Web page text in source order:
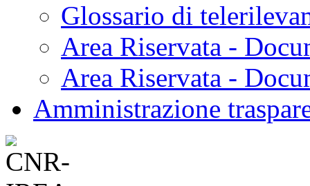
Glossario di
Area Riservata -
Area Riservata -
Amministrazione